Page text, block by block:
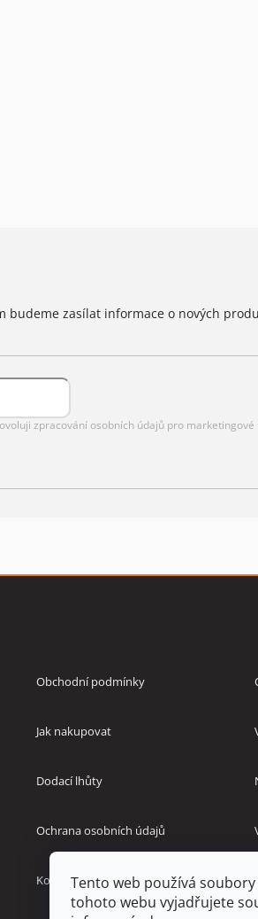
Tento web používá
tohoto webu vyjadřujete
budeme zasílat informace o nových
zpracování osobních údajů pro marketingové
Obchodní podmínky
Jak nakupovat
Dodací lhůty
Ochrana osobních údajů
Kontakty